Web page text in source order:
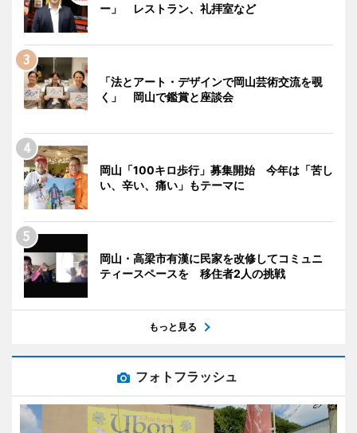
ー」 レストラン、礼拝室など
「法とアート・デザインで岡山芸術交流を覗
く」 岡山で鑑賞と座談会
岡山「100キロ歩行」募集開始 今年は「苦し
い、辛い、痛い」もテーマに
岡山・高梁市有漢に民家を改修してコミュニ
ティースペースを 移住者2人の挑戦
もっと見る
フォトフラッシュ